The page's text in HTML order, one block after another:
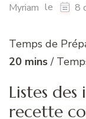
Myriam le 8
Temps de
20 mins/
Listes
recette